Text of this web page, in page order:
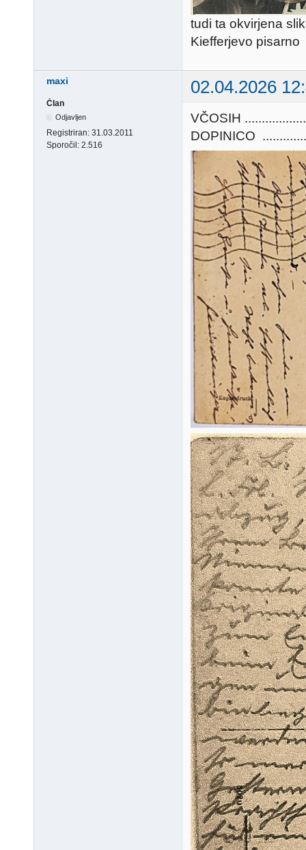
tudi ta okvirjena
Kiefferjevo pisarno
maxi 02.04.2026
Član
Odjavljen
Registriran: 31.03.2011
Sporočil: 2.516
VČOSIH
DOPINICO